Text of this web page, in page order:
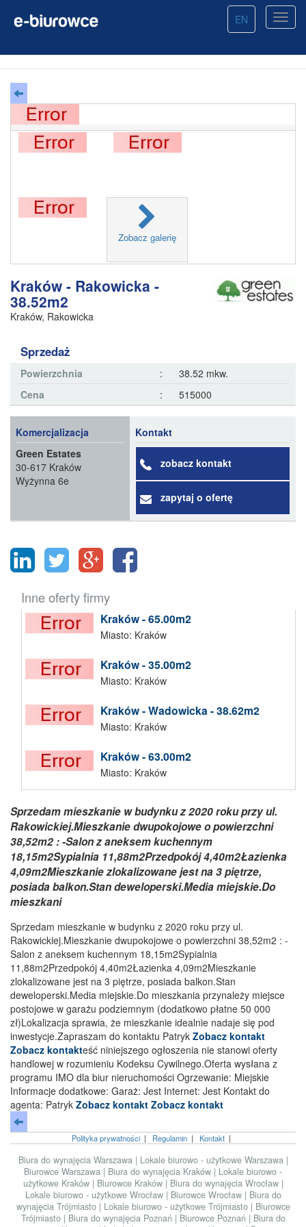
EN
Zobacz galerię
Kraków - Rakowicka -
38.52m2
Kraków, Rakowicka
Sprzedaż
Powierzchnia :
38.52 mkw.
Cena
: 515000
Komercjalizacja
Green Estates
30-617 Kraków
Wyżynna 6e
Kontakt
zobacz kontakt
zapytaj o ofertę
Inne oferty firmy
Kraków - 65.00m2
Miasto: Kraków
Kraków - 35.00m2
Miasto: Kraków
Kraków - Wadowicka - 38.62m2
Miasto: Kraków
Kraków - 63.00m2
Miasto: Kraków
Sprzedam mieszkanie w budynku z 2020 roku przy ul.
Rakowickiej.Mieszkanie dwupokojowe o powierzchni
38,52m2 : -Salon z aneksem kuchennym
18,15m2Sypialnia 11,88m2Przedpokój 4,40m2Łazienka
4,09m2Mieszkanie zlokalizowane jest na 3 piętrze,
posiada balkon.Stan deweloperski.Media miejskie.Do
mieszkani
Sprzedam mieszkanie w budynku z 2020 roku przy ul.
Rakowickiej.Mieszkanie dwupokojowe o powierzchni 38,52m2 : -
Salon z aneksem kuchennym 18,15m2Sypialnia
11,88m2Przedpokój 4,40m2Łazienka 4,09m2Mieszkanie
zlokalizowane jest na 3 piętrze, posiada balkon.Stan
deweloperski.Media miejskie.Do mieszkania przynależy miejsce
postojowe w garażu podziemnym (dodatkowo płatne 50 000
zł)Lokalizacja sprawia, że mieszkanie idealnie nadaje się pod
inwestycje.Zapraszam do kontaktu Patryk Zobacz kontakt
Zobacz kontakteść niniejszego ogłoszenia nie stanowi oferty
handlowej w rozumieniu Kodeksu Cywilnego.Oferta wysłana z
programu IMO dla biur nieruchomości Ogrzewanie: Miejskie
Informacje dodatkowe: Garaż: Jest Internet: Jest Kontakt do
agenta: Patryk Zobacz kontakt Zobacz kontakt
Polityka prywatności| Regulamin| Kontakt|
Biura do wynajęcia Warszawa | Lokale biurowo - użytkowe Warszawa |
Biurowce Warszawa | Biura do wynajęcia Kraków | Lokale biurowo -
użytkowe Kraków | Biurowce Kraków | Biura do wynajęcia Wrocław |
Lokale biurowo - użytkowe Wrocław | Biurowce Wrocław | Biura do
wynajęcia Trójmiasto | Lokale biurowo - użytkowe Trójmiasto | Biurowce
Trójmiasto | Biura do wynajęcia Poznań | Biurowce Poznań | Biura do